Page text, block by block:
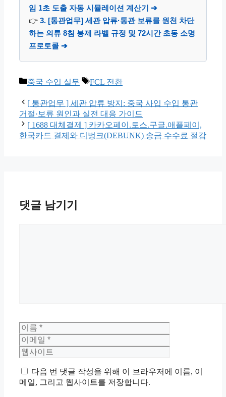
임 1초 도출 자동 시뮬레이션 계산기 ➔
👉 3. [통관업무] 세관 압류·통관 보류를 원천 차단
하는 의류 8침 봉제 라벨 규정 및 72시간 초동 소명
프로토콜 ➔
카
고
리
중국 수입 실무
태
FCL 전환
[ 통관업무 ] 세관 압류 방지: 중국 사입 수입 통관
거절·보류 원인과 실전 대응 가이드
[ 1688 대체결제 ] 카카오페이.토스.구글.애플페이,
한국카드 결제와 디벙크(DEBUNK) 송금 수수료 절감
댓글 남기기
이
름
메
일
사
트
다음 번 댓글 작성을 위해 이 브라우저에 이름, 이
메일, 그리고 웹사이트를 저장합니다.